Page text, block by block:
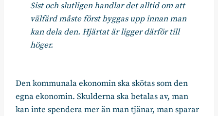
Sist och slutligen handlar det alltid om att
välfärd måste först byggas upp innan man
kan dela den. Hjärtat är ligger därför till
höger.
Den kommunala ekonomin ska skötas som den
egna ekonomin. Skulderna ska betalas av, man
kan inte spendera mer än man tjänar, man sparar